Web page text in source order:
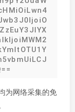
为网络采集的免